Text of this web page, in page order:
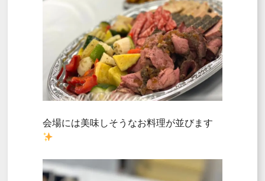
会場には美味しそうなお料理が並びます